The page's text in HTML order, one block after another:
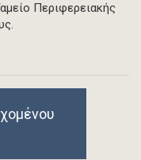
Περιφερειακής